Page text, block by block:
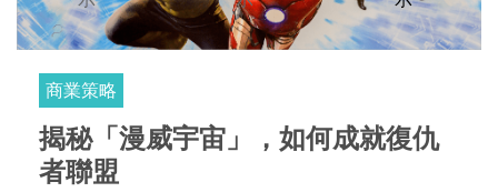
商業策略
揭秘「漫威宇宙」，如何成就復仇
者聯盟